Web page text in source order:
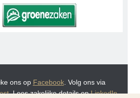
ons op Facebook. Volg ons via
. Lees zakelijke details opLinkedIn.